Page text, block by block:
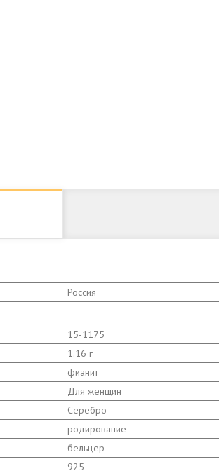
Россия
15-1175
1.16 г
фианит
Для женщин
Серебро
родирование
бельцер
925